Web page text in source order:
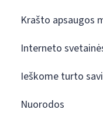
Krašto apsaugos
Interneto
Ieškome turto
Nuorodos